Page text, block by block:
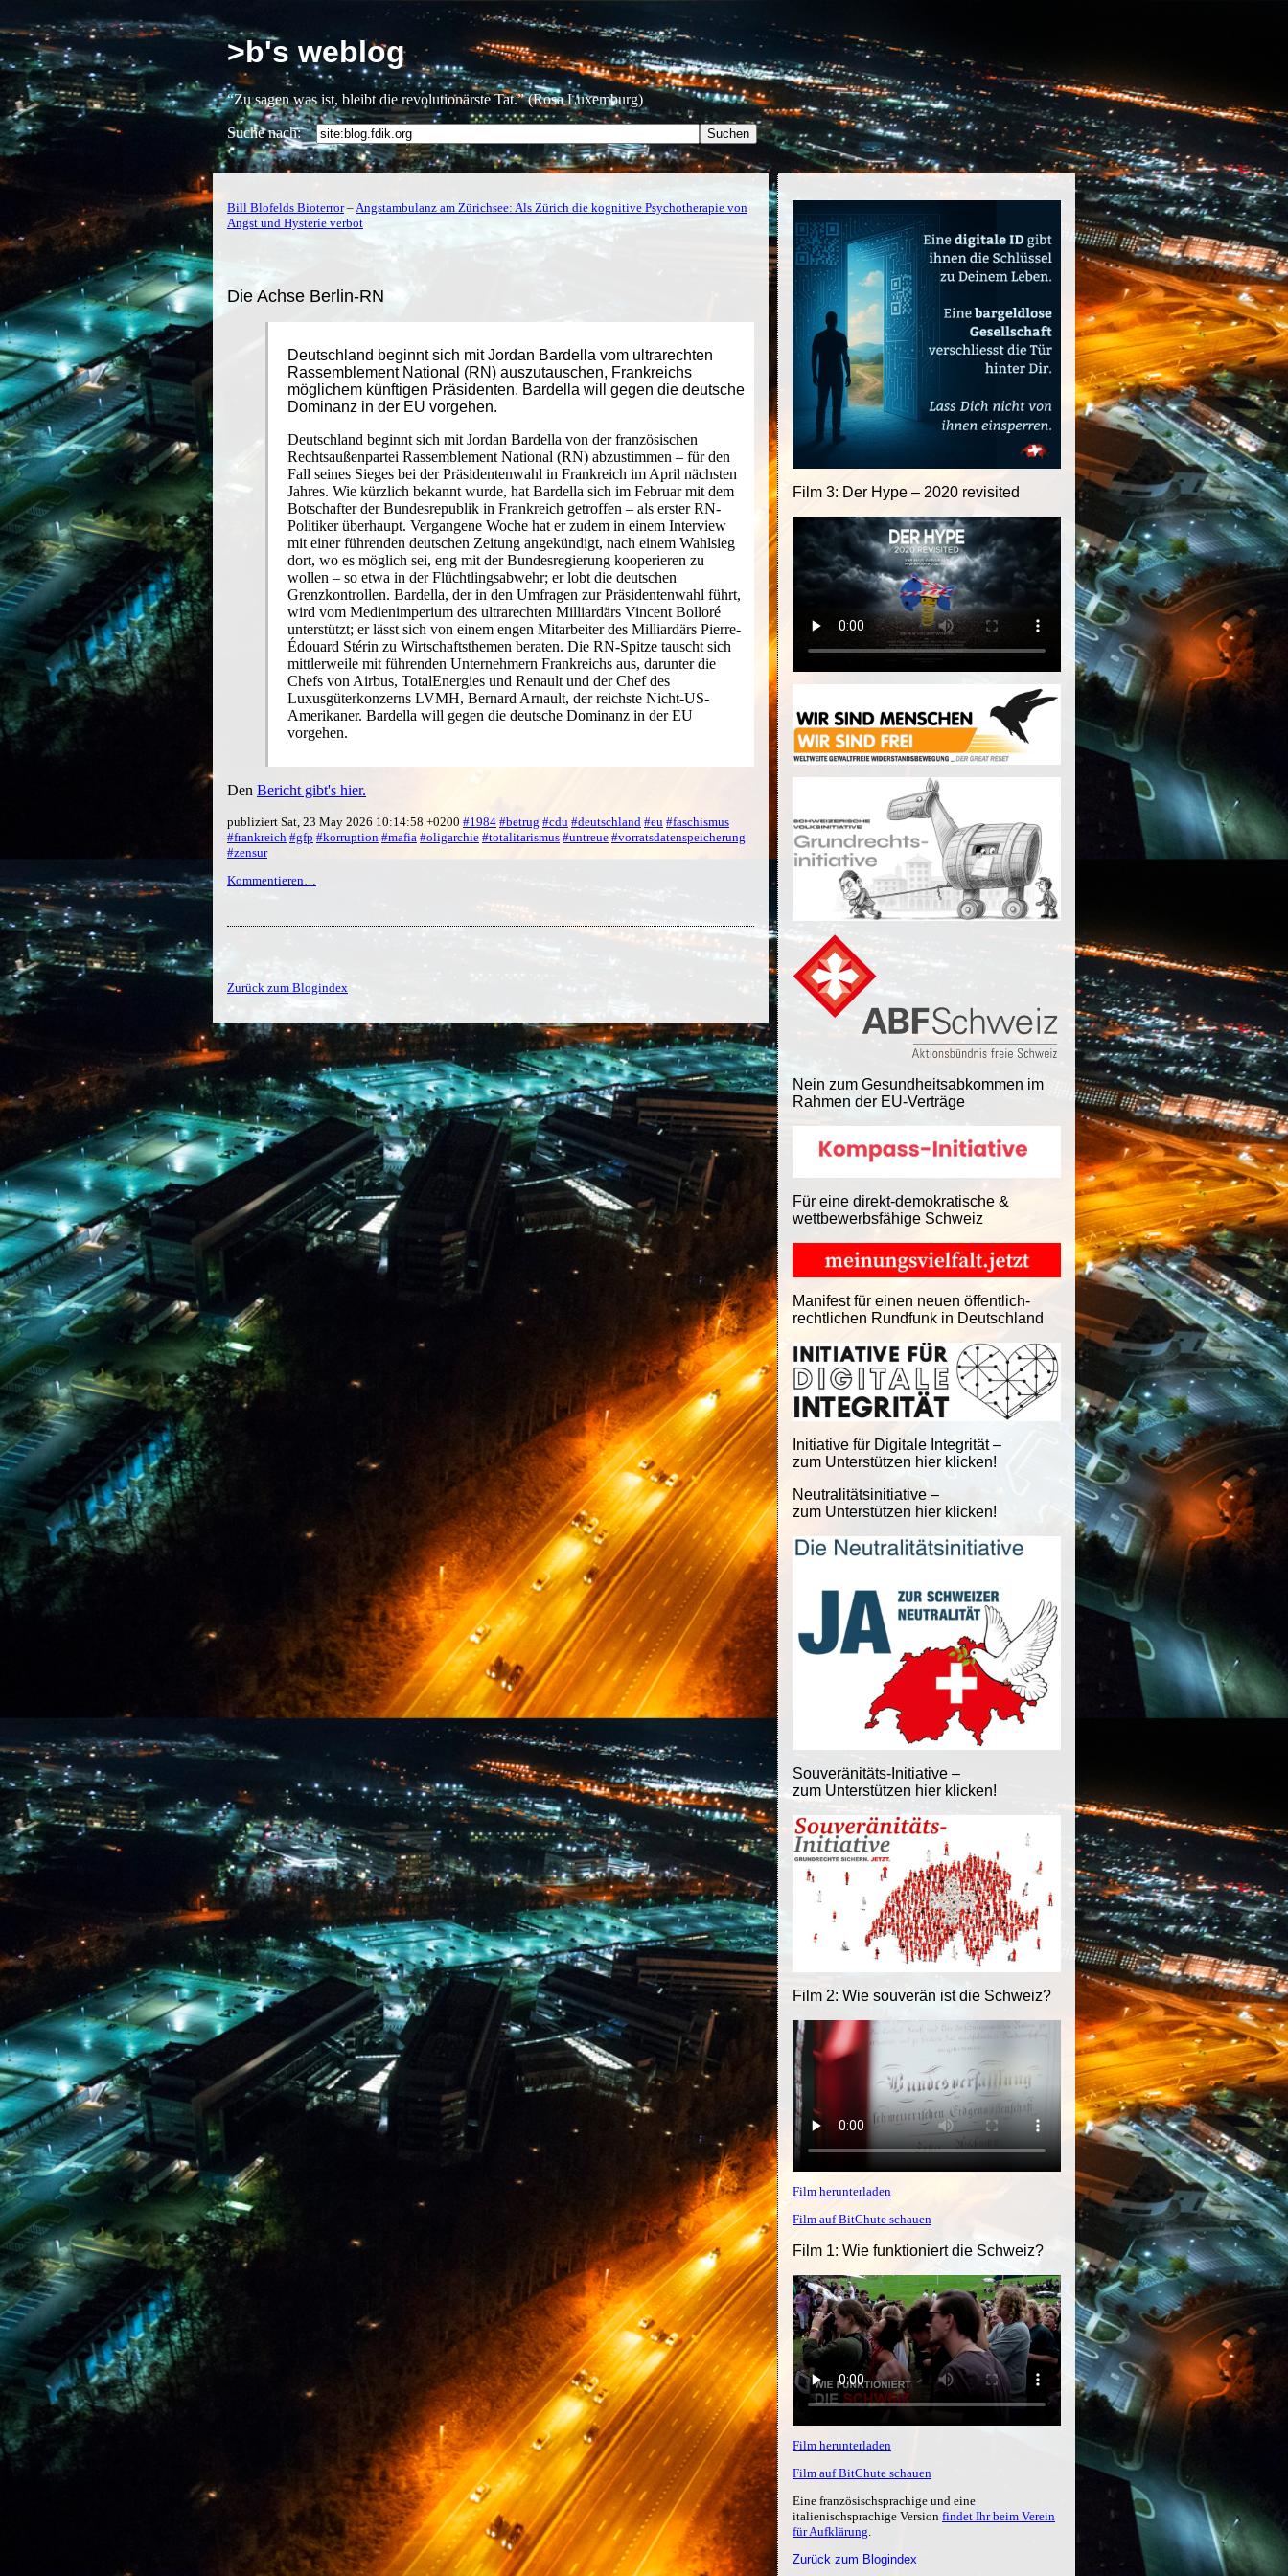
>b's weblog
“Zu sagen was ist, bleibt die revolutionärste Tat.” (Rosa Luxemburg)
Suche nach:
Film 3: Der Hype – 2020 revisited
Nein zum Gesundheitsabkommen im
Rahmen der EU-Verträge
Für eine direkt-demokratische &
wettbewerbsfähige Schweiz
Manifest für einen neuen öffentlich-
rechtlichen Rundfunk in Deutschland
Initiative für Digitale Integrität –
zum Unterstützen hier klicken!
Neutralitätsinitiative –
zum Unterstützen hier klicken!
Souveränitäts-Initiative –
zum Unterstützen hier klicken!
Film 2: Wie souverän ist die Schweiz?
Film herunterladen
Film auf BitChute schauen
Film 1: Wie funktioniert die Schweiz?
Film herunterladen
Film auf BitChute schauen
Eine französischsprachige und eine
italienischsprachige Version findet Ihr beim Verein
für Aufklärung.
Zurück zum Blogindex
Bill Blofelds Bioterror– Angstambulanz am Zürichsee: Als Zürich die kognitive Psychotherapie von
Angst und Hysterie verbot
Die Achse Berlin-RN
Deutschland beginnt sich mit Jordan Bardella vom ultrarechten
Rassemblement National (RN) auszutauschen, Frankreichs
möglichem künftigen Präsidenten. Bardella will gegen die deutsche
Dominanz in der EU vorgehen.
Deutschland beginnt sich mit Jordan Bardella von der französischen
Rechtsaußenpartei Rassemblement National (RN) abzustimmen – für den
Fall seines Sieges bei der Präsidentenwahl in Frankreich im April nächsten
Jahres. Wie kürzlich bekannt wurde, hat Bardella sich im Februar mit dem
Botschafter der Bundesrepublik in Frankreich getroffen – als erster RN-
Politiker überhaupt. Vergangene Woche hat er zudem in einem Interview
mit einer führenden deutschen Zeitung angekündigt, nach einem Wahlsieg
dort, wo es möglich sei, eng mit der Bundesregierung kooperieren zu
wollen – so etwa in der Flüchtlingsabwehr; er lobt die deutschen
Grenzkontrollen. Bardella, der in den Umfragen zur Präsidentenwahl führt,
wird vom Medienimperium des ultrarechten Milliardärs Vincent Bolloré
unterstützt; er lässt sich von einem engen Mitarbeiter des Milliardärs Pierre-
Édouard Stérin zu Wirtschaftsthemen beraten. Die RN-Spitze tauscht sich
mittlerweile mit führenden Unternehmern Frankreichs aus, darunter die
Chefs von Airbus, TotalEnergies und Renault und der Chef des
Luxusgüterkonzerns LVMH, Bernard Arnault, der reichste Nicht-US-
Amerikaner. Bardella will gegen die deutsche Dominanz in der EU
vorgehen.
Den Bericht gibt's hier.
publiziert Sat, 23 May 2026 10:14:58 +0200 #1984 #betrug #cdu #deutschland #eu #faschismus
#frankreich #gfp #korruption #mafia #oligarchie #totalitarismus #untreue #vorratsdatenspeicherung
#zensur
Kommentieren…
Zurück zum Blogindex